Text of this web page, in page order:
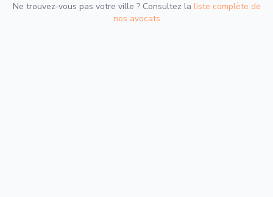
Ne trouvez-vous pas votre ville ? Consultez la liste complète de
nos avocats